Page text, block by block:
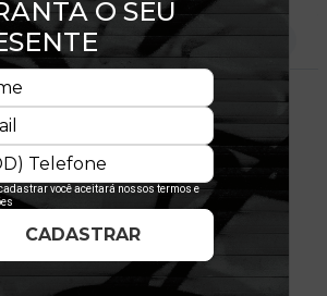
Snapback
bordada na lateral esquerda
Lã - 41% Poliéster